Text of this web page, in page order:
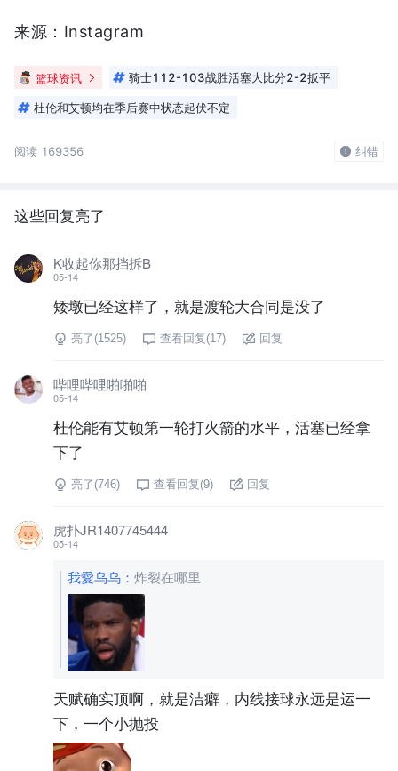
来源：Instagram
篮球资讯 骑士112-103战胜活塞大比分2-2扳平
杜伦和艾顿均在季后赛中状态起伏不定
阅读 169356 纠错
这些回复亮了
K收起你那挡拆B
05-14
矮墩已经这样了，就是渡轮大合同是没了
亮了(1525) 查看回复(17) 回复
哔哩哔哩啪啪啪
05-14
杜伦能有艾顿第一轮打火箭的水平，活塞已经拿
下了
亮了(746) 查看回复(9) 回复
虎扑JR1407745444
05-14
我愛乌乌 ： 炸裂在哪里
天赋确实顶啊，就是洁癖，内线接球永远是运一
下，一个小抛投